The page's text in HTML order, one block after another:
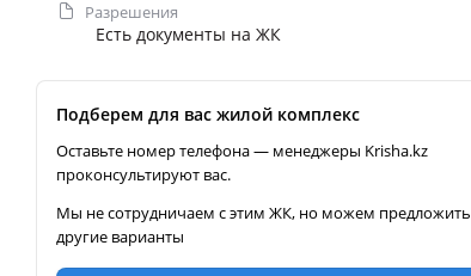
Разрешения
Есть документы на ЖК
Подберем для вас жилой комплекс
Оставьте номер телефона — менеджеры Krisha.kz
проконсультируют вас.
Мы не сотрудничаем с этим ЖК, но можем предложить
другие варианты